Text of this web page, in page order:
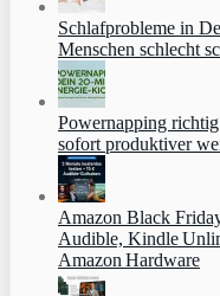
Schlafprobleme in
Menschen schlecht
Powernapping
sofort produktiver
Amazon Black
Audible, Kindle
Amazon Hardware